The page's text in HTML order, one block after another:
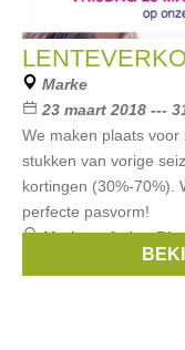
Marke
23 maart 2018 ---
We maken plaats
stukken van vorige
kortingen (30%-70%).
perfecte pasvorm!
Merken:Anita,